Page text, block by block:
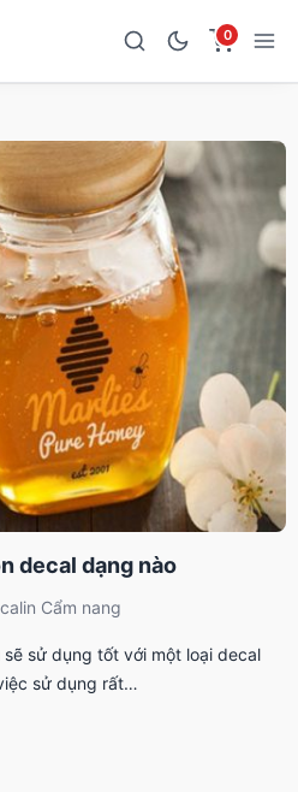
0
decal dạng nào
in Cẩm nang
sử dụng tốt với một loại decal
sử dụng rất…